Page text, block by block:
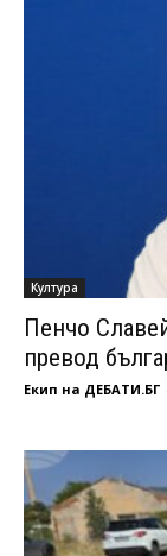
Култура
Пенчо
превод
Екип на ДЕБАТИ.БГ